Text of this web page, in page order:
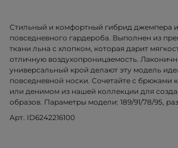
Стильный и комфортный гибрид джемпера
повседневного гардероба. Выполнен из
ткани льна с хлопком, которая дарит
отличную воздухопроницаемость.
универсальный крой делают эту модель
повседневной носки. Сочетайте с брюками
или денимом из нашей коллекции для
образов. Параметры модели: 189/91/78/95,
Арт. ID6242216100